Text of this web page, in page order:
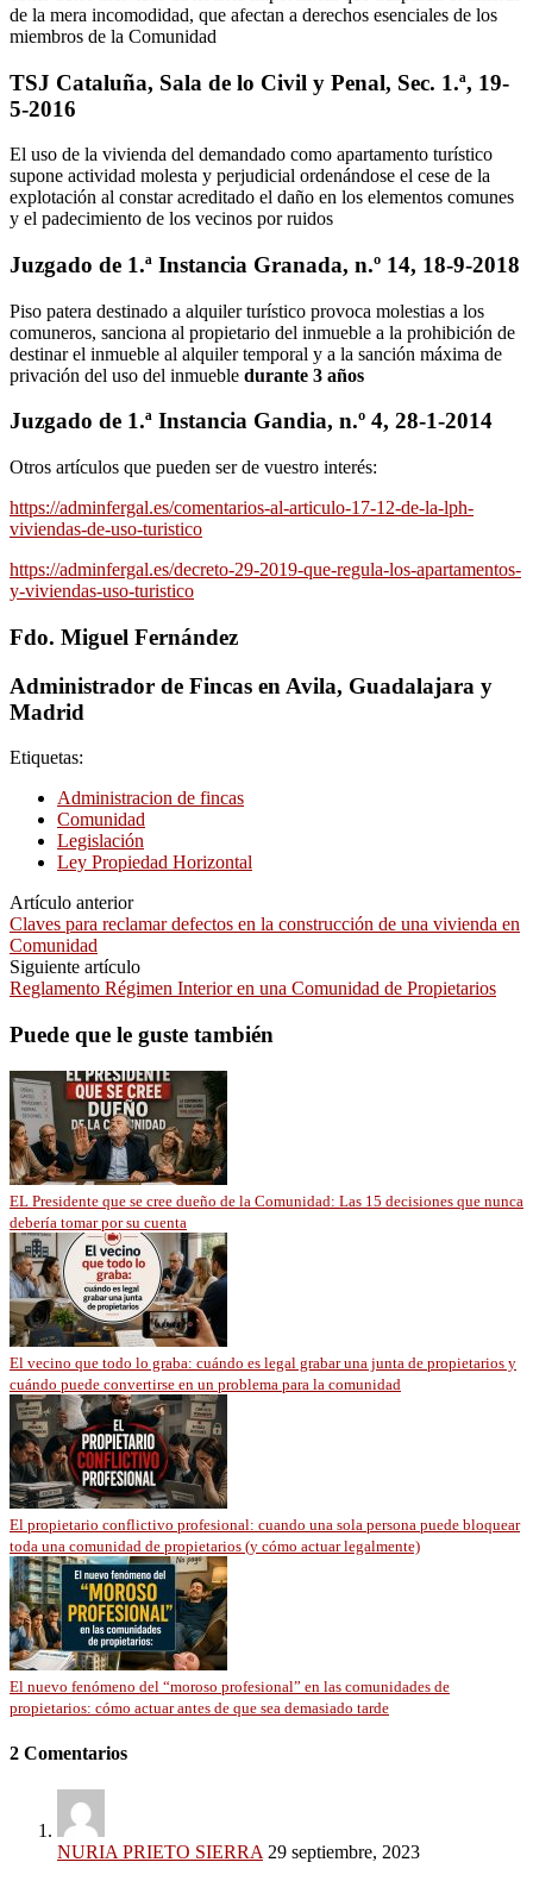
de la mera incomodidad, que afectan a derechos esenciales de los
miembros de la Comunidad
TSJ Cataluña, Sala de lo Civil y Penal, Sec. 1.ª, 19-
5-2016
El uso de la vivienda del demandado como apartamento turístico
supone actividad molesta y perjudicial ordenándose el cese de la
explotación al constar acreditado el daño en los elementos comunes
y el padecimiento de los vecinos por ruidos
Juzgado de 1.ª Instancia Granada, n.º 14, 18-9-2018
Piso patera destinado a alquiler turístico provoca molestias a los
comuneros, sanciona al propietario del inmueble a la prohibición de
destinar el inmueble al alquiler temporal y a la sanción máxima de
privación del uso del inmueble durante 3 años
Juzgado de 1.ª Instancia Gandia, n.º 4, 28-1-2014
Otros artículos que pueden ser de vuestro interés:
https://adminfergal.es/comentarios-al-articulo-17-12-de-la-lph-
viviendas-de-uso-turistico
https://adminfergal.es/decreto-29-2019-que-regula-los-apartamentos-
y-viviendas-uso-turistico
Fdo. Miguel Fernández
Administrador de Fincas en Avila, Guadalajara y
Madrid
Etiquetas:
Administracion de fincas
Comunidad
Legislación
Ley Propiedad Horizontal
Artículo anterior
Claves para reclamar defectos en la construcción de una vivienda en
Comunidad
Siguiente artículo
Reglamento Régimen Interior en una Comunidad de Propietarios
Puede que le guste también
EL Presidente que se cree dueño de la Comunidad: Las 15 decisiones que nunca
debería tomar por su cuenta
El vecino que todo lo graba: cuándo es legal grabar una junta de propietarios y
cuándo puede convertirse en un problema para la comunidad
El propietario conflictivo profesional: cuando una sola persona puede bloquear
toda una comunidad de propietarios (y cómo actuar legalmente)
El nuevo fenómeno del “moroso profesional” en las comunidades de
propietarios: cómo actuar antes de que sea demasiado tarde
2 Comentarios
NURIA PRIETO SIERRA 29 septiembre, 2023